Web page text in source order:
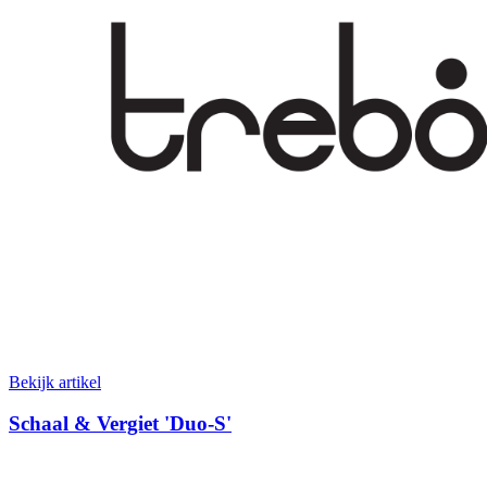
Bekijk artikel
Schaal & Vergiet 'Duo-S'